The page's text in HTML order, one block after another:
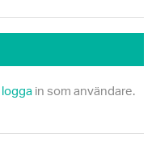
logga in som användare.